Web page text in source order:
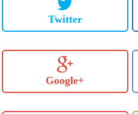
Twitter
Google+